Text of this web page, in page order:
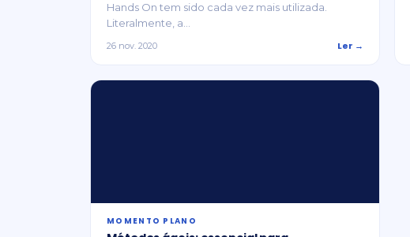
Hands On tem sido cada vez mais utilizada.
Literalmente, a...
26 nov. 2020 Ler →
MOMENTO PLANO